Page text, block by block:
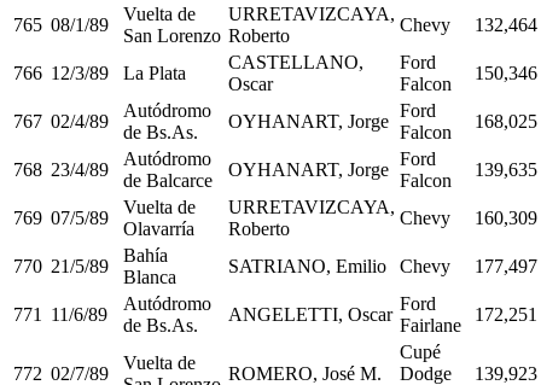
765 08/1/89
Vuelta de
San Lorenzo
URRETAVIZCAYA,
Roberto
Chevy 132,464
766 12/3/89 La Plata
CASTELLANO,
Oscar
Ford
Falcon
150,346
767 02/4/89
Autódromo
de Bs.As.
OYHANART, Jorge
Ford
Falcon
168,025
768 23/4/89
Autódromo
de Balcarce
OYHANART, Jorge
Ford
Falcon
139,635
769 07/5/89
Vuelta de
Olavarría
URRETAVIZCAYA,
Roberto
Chevy 160,309
770 21/5/89
Bahía
Blanca
SATRIANO, Emilio Chevy 177,497
771 11/6/89
Autódromo
de Bs.As.
ANGELETTI, Oscar
Ford
Fairlane
172,251
772 02/7/89
Vuelta de
ROMERO, José M.
Cupé
Dodge
139,923